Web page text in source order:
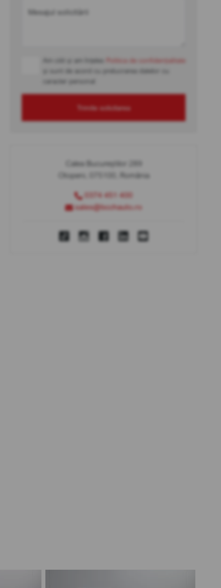
Mesajul solicitării
Am citit și am înțeles
Politica de confidențialitate
și sunt de acord cu prelucrarea datelor cu
caracter personal
Trimite solicitarea
Calea Bucureștilor 289
Otopeni, 075100, România
0374 451 400
sales@bcchauto.ro